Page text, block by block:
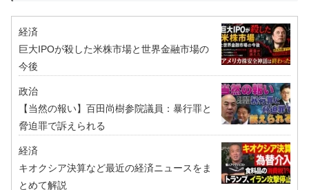
経済
巨大IPOが殺した米株市場と世界金融市場の
今後
政治
【当然の報い】百田尚樹参院議員：暴行罪と
脅迫罪で訴えられる
経済
キオクシア決算など最近の経済ニュースをま
とめて解説